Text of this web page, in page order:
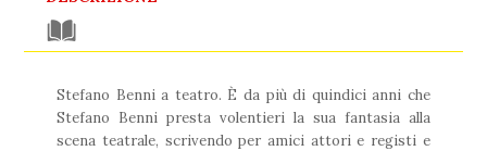
Stefano Benni a teatro. È da più di quindici anni che
Stefano Benni presta volentieri la sua fantasia alla
scena teatrale, scrivendo per amici attori e registi e